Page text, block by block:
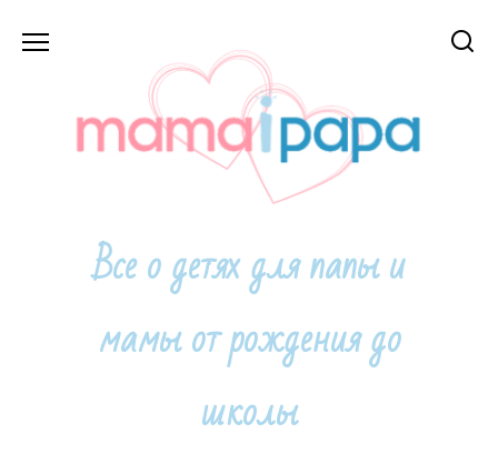
Все о детях для папы и
мамы от рождения до
школы